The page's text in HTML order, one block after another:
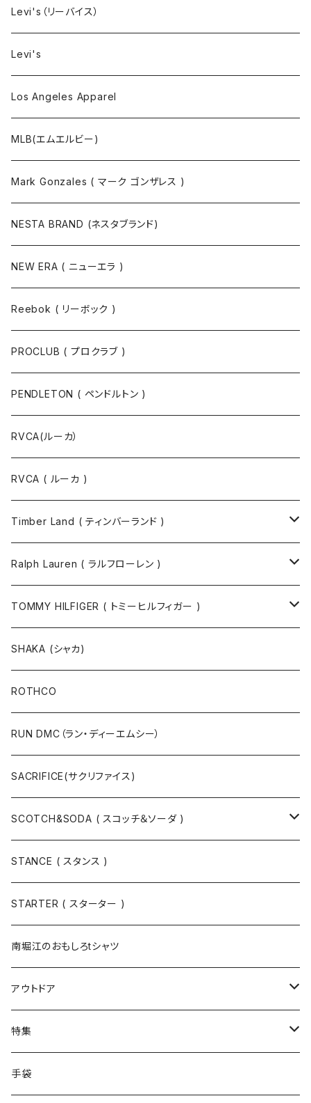
コート
靴下
Levi's（リーバイス）
Levi's
Los Angeles Apparel
MLB(エムエルビー)
Mark Gonzales ( マーク ゴンザレス )
NESTA BRAND (ネスタブランド)
NEW ERA ( ニューエラ )
Reebok ( リーボック )
PROCLUB ( プロクラブ )
PENDLETON ( ペンドルトン )
RVCA(ルーカ）
RVCA ( ルーカ )
Timber Land ( ティンバーランド )
ソックス
半袖Tシャツ
長袖Tシャツ
キャップ
ニットキャップ / ビーニー
ベルト / サスペンダー
Ralph Lauren ( ラルフローレン )
シャツ
帽子
ニットキャップ / ビーニー
キャップ
マフラー / ストール
シューズ
ニット
スウェット
Tシャツ / カットソー
半袖
長袖
手袋
ソックス
Tシャツ・カットソー
TOMMY HILFIGER ( トミーヒルフィガー )
ジャケット
SHAKA (シャカ)
ROTHCO
RUN DMC（ラン・ディーエムシー）
SACRIFICE(サクリファイス)
SCOTCH&SODA ( スコッチ＆ソーダ )
トップス
ボトムス
アウター
STANCE ( スタンス )
STARTER ( スターター )
南堀江のおもしろtシャツ
アウトドア
寝具・寝袋・ブランケット
食器・調理器具
特集
メール便送料無料★オリジナルT
手袋